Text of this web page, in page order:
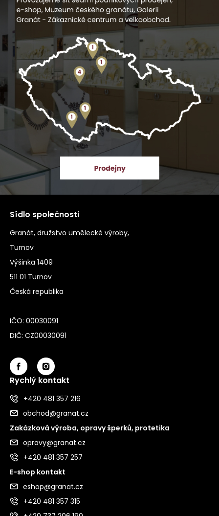
Sídlo společnosti
Granát, družstvo umělecké výroby,
Turnov
Výšinka 1409
511 01 Turnov
Česká republika
IČO: 00030091
DIČ: CZ00030091
Rychlý kontakt
+420 481 357 216
obchod@granat.cz
Zakázková výroba, opravy šperků, protetika
opravy@granat.cz
+420 481 357 257
E-shop kontakt
eshop@granat.cz
+420 481 357 315